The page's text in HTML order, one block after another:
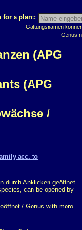
for a plant:
Gattungsnamen
Genus
(APG
(APG
/
acc. to
durch Anklicken geöffnet
can be opened by
/ Genus with more